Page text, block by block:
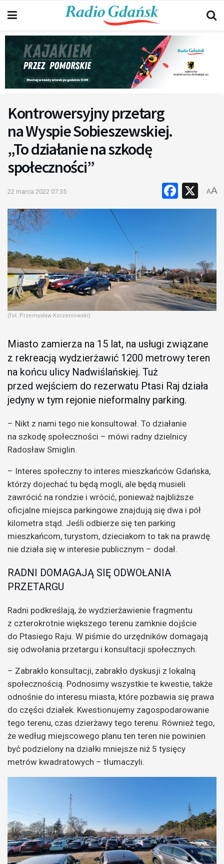
Kontrowersyjny przetarg
na Wyspie Sobieszewskiej.
„To działanie na szkodę
społeczności”
22 marca 2022 07:35 X
AA
(fot. Przemysław Korzeniowski)
Miasto zamierza na 15 lat, na usługi związane
z rekreacją wydzierżawić 1200 metrowy teren
na końcu ulicy Nadwiślańskiej. Tuż
przed wejściem do rezerwatu Ptasi Raj działa
jedyny w tym rejonie nieformalny parking.
– Nikt z nami tego nie konsultował. To działanie
na szkodę społeczności – mówi radny dzielnicy
Radosław Smiglin.
– Interes społeczny to interes mieszkańców Gdańska,
którzy dojechać tu będą mogli, ale będą musieli
zawrócić na rondzie i wrócić, ponieważ najbliższe
oficjalne miejsca parkingowe znajdują się dwa i pół
kilometra stąd. Jeśli odbierze się ten parking
mieszkańcom, turystom, dzieciakom to tak na prawdę
nie działa się w interesie publicznym – dodał.
RADNI DOMAGAJĄ SIĘ ODWOŁANIA
PRZETARGU
Radni podkreślają, że wydzierżawienie fragmentu
z czterokrotnie większego terenu zamknie dojście
do Ptasiego Raju. W piśmie do urzędników domagają
się odwołania przetargu i konsultacji społecznych.
– Zabrakło konsultacji, zabrakło dyskusji z lokalną
społecznością. Podnosimy wszystkie te kwestie, także
odnośnie do interesu miasta, które pozbawia się prawa
do części działek. Kwestionujemy zagospodarowanie
tego terenu, czas dzierżawy tego terenu. Również tego,
że według miejscowego planu ten teren nie powinien
być podzielony na działki mniejsze niż 5 tysięcy
metrów kwadratowych – tłumaczyli.